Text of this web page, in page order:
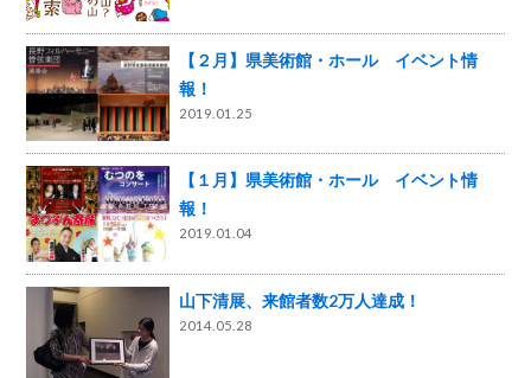
【２月】県美術館・ホール イベント情
報！
2019.01.25
【１月】県美術館・ホール イベント情
報！
2019.01.04
山下清展、来館者数2万人達成！
2014.05.28